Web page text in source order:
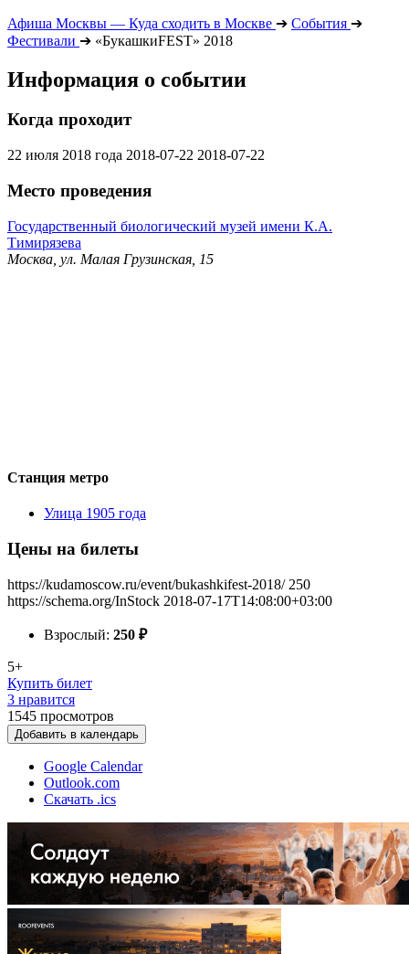
Афиша Москвы — Куда сходить в Москве ➔ События ➔
Фестивали ➔ «БукашкиFEST» 2018
Информация о событии
Когда проходит
22 июля 2018 года 2018-07-22 2018-07-22
Место проведения
Государственный биологический музей имени К.А.
Тимирязева
Москва, ул. Малая Грузинская, 15
Станция метро
Улица 1905 года
Цены на билеты
https://kudamoscow.ru/event/bukashkifest-2018/ 250
https://schema.org/InStock 2018-07-17T14:08:00+03:00
Взрослый: 250 ₽
5+
Купить билет
3 нравится
1545 просмотров
Добавить в календарь
Google Calendar
Outlook.com
Скачать .ics